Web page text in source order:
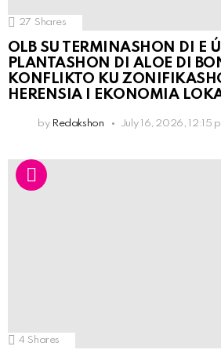
27 Shares
OLB SU TERMINASHON DI E
PLANTASHON DI ALOE DI
KONFLIKTO KU
HERENSIA I EKONOMIA
by Redakshon July 16, 2026, 12:15
4 Shares